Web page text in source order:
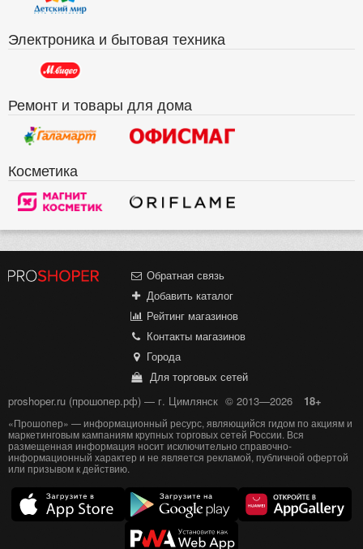
Электроника и бытовая техника
Ремонт и товары для дома
Косметика
Обратная связь
Добавить каталог
Рейтинг магазинов
Контакты магазинов
Города
Для торговых сетей
proshoper.ru (прошопер.рф) — г. Цимлянск © 2013—2026 18+
«Прошопер» — информационный ресурс, являющийся гидом по акциям и
маркетинговым кампаниям крупных торговых сетей России. Вся
размещенная информация носит исключительно справочно-
информационный характер и не является рекламой, публичной офертой
или призывом к действию.